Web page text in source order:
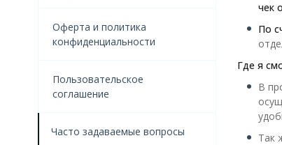
чек
По
Где я
В
Так
Оферта и политика
конфиденциальности
Пользовательское
соглашение
Часто задаваемые вопросы